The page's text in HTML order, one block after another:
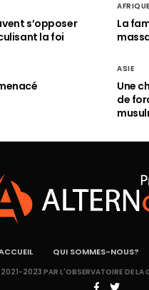
s’opposer
la foi
AFRIQUE
La
ASIE
Une
de
QUI SOMMES-NOUS?
2023 PAR L'OBSERVATOIRE DE LA